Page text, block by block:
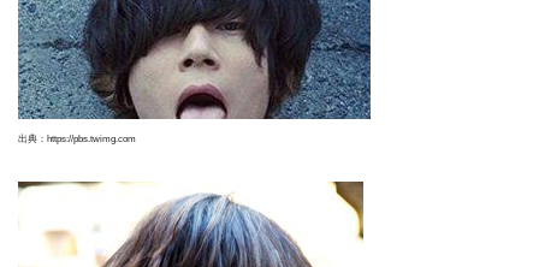
出典：https://pbs.twimg.com